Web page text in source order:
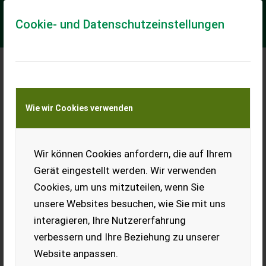
Cookie- und Datenschutzeinstellungen
Wie wir Cookies verwenden
Wir können Cookies anfordern, die auf Ihrem
Gerät eingestellt werden. Wir verwenden
Cookies, um uns mitzuteilen, wenn Sie
unsere Websites besuchen, wie Sie mit uns
interagieren, Ihre Nutzererfahrung
verbessern und Ihre Beziehung zu unserer
Website anpassen.
Meine Transportkostenanfrage
Transport von Land- und Baumaschinen –
KEINE Tiertransporte
Cangini Mulcher TC1-100
Verkaufe Cangini Mulcher TC1-100 -verschiedene
Arbeitsbreiten verfügbar: von 50cm bis 150cm -1000mm
Arbeitsbreite -1200mm Gesamtbreite - inkl. ...
EUR 4.360 inkl. 20 % MwSt.